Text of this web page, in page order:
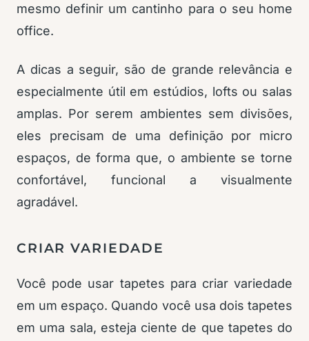
mesmo definir um cantinho para o seu home
office.
A dicas a seguir, são de grande relevância e
especialmente útil em estúdios, lofts ou salas
amplas. Por serem ambientes sem divisões,
eles precisam de uma definição por micro
espaços, de forma que, o ambiente se torne
confortável, funcional a visualmente
agradável.
CRIAR VARIEDADE
Você pode usar tapetes para criar variedade
em um espaço. Quando você usa dois tapetes
em uma sala, esteja ciente de que tapetes do